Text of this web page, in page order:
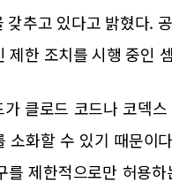
추고 있다고 밝혔다.
제한 조치를 시행 중인
클로드 코드나 코덱
소화할 수 있기 때문이
제한적으로만 허용하